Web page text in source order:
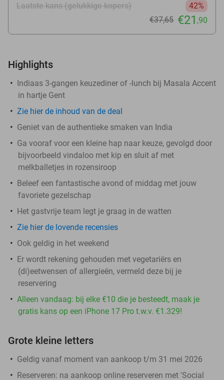
Laatste kans (gelukkige kopers)
42%
€37,65 €21 ,90
Highlights
Indiaas 3-gangen keuzediner of -lunch bij Masala Accent
in hartje Gent
Zie hierde inhoud van de deal
Geniet van de authentieke smaken van India
Ga vooraf voor een kleine hap naar keuze, gevolgd door
bijvoorbeeld vindaloo met kip en sluit af met
melkballetjes in rozensiroop
Beleef een fantastische avond of middag met jouw
favoriete gezelschap
Het gastvrije team legt je graag in de watten
Zie hier de lovende recensies
Ook geldig in het weekend
Er wordt rekening gehouden met vegetariërs en
(di)eetwensen of allergieën, vermeld deze bij je
reservering
Alleen vandaag: bij elke €10 die je besteedt, maak je
gratis kans op een iPhone 17 Pro t.w.v. €1.329!
Grote kleine letters
Geldig vanaf moment van aankoop t/m 31 mei 2026
Reserveren: na aankoop online reserveren met 'Social